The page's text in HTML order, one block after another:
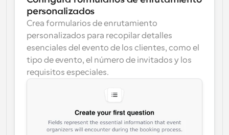
Webhooks
Recibe notificaciones cuando ocurra algo
personalizados
Crea formularios de enrutamiento
personalizados para recopilar detalles
esenciales del evento de los clientes, como el
tipo de evento, el número de invitados y los
requisitos especiales.